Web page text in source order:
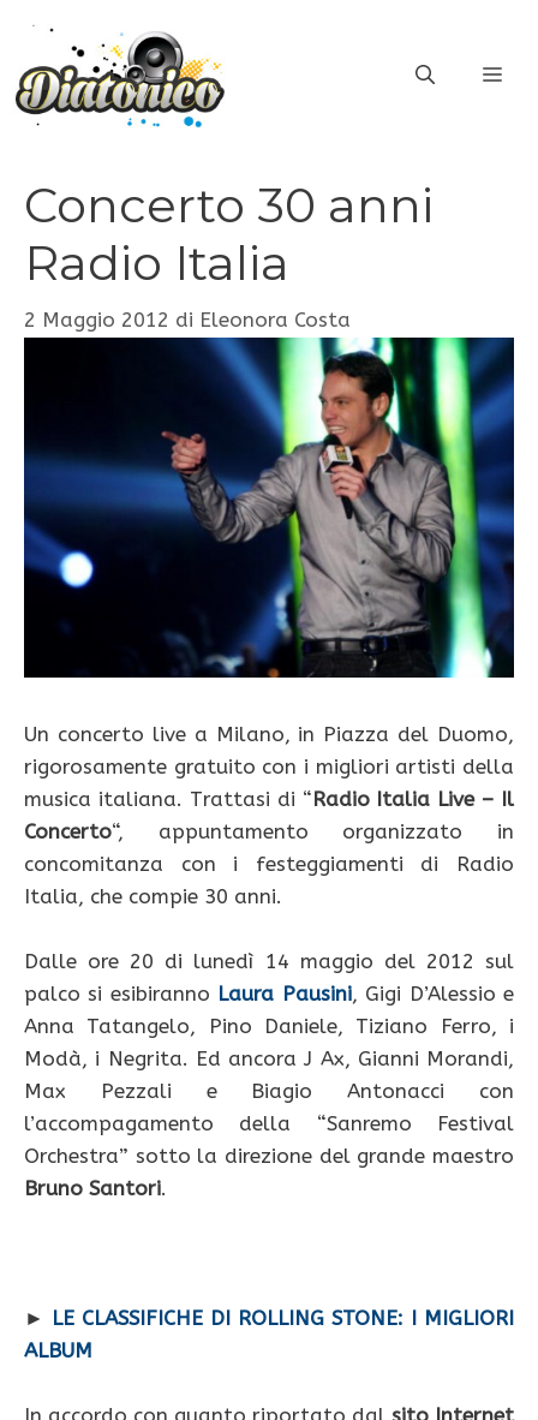
contenuto
Concerto 30 anni
Radio Italia
2 Maggio 2012 di Eleonora Costa
Un concerto live a Milano, in Piazza del Duomo,
rigorosamente gratuito con i migliori artisti della
musica italiana. Trattasi di “Radio Italia Live – Il
Concerto“, appuntamento organizzato in
concomitanza con i festeggiamenti di Radio
Italia, che compie 30 anni.
Dalle ore 20 di lunedì 14 maggio del 2012 sul
palco si esibiranno Laura Pausini, Gigi D’Alessio e
Anna Tatangelo, Pino Daniele, Tiziano Ferro, i
Modà, i Negrita. Ed ancora J Ax, Gianni Morandi,
Max Pezzali e Biagio Antonacci con
l’accompagamento della “Sanremo Festival
Orchestra” sotto la direzione del grande maestro
Bruno Santori.
► LE CLASSIFICHE DI ROLLING STONE: I MIGLIORI
ALBUM
In accordo con quanto riportato dal sito Internet